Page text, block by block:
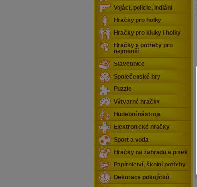
Vojáci, policie, indiáni
Hračky pro holky
Hračky pro kluky i holky
Hračky a potřeby pro
nejmenší
Stavebnice
Společenské hry
Puzzle
Výtvarné hračky
Hudební nástroje
Elektronické hračky
Sport a voda
Hračky na zahradu a písek
Papírnictví, školní potřeby
Dekorace pokojíčků